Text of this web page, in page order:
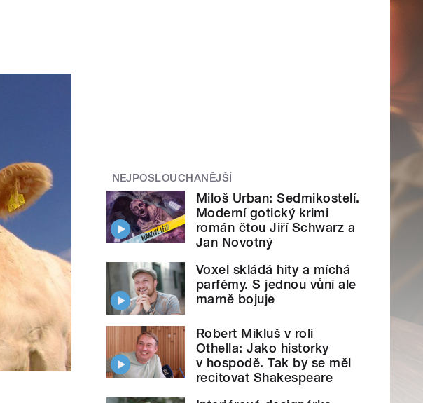
NEJPOSLOUCHANĚJŠÍ
Miloš Urban: Sedmikostelí.
Moderní gotický krimi
román čtou Jiří Schwarz a
Jan Novotný
Voxel skládá hity a míchá
parfémy. S jednou vůní ale
marně bojuje
Robert Mikluš v roli
Othella: Jako historky
v hospodě. Tak by se měl
recitovat Shakespeare